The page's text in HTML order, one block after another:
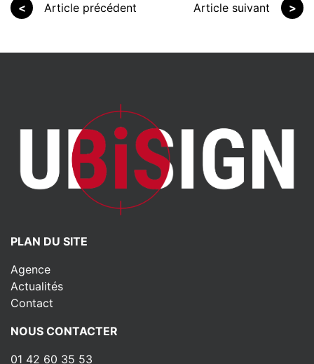
< Article précédent Article suivant >
PLAN DU SITE
Agence
Actualités
Contact
NOUS CONTACTER
01 42 60 35 53